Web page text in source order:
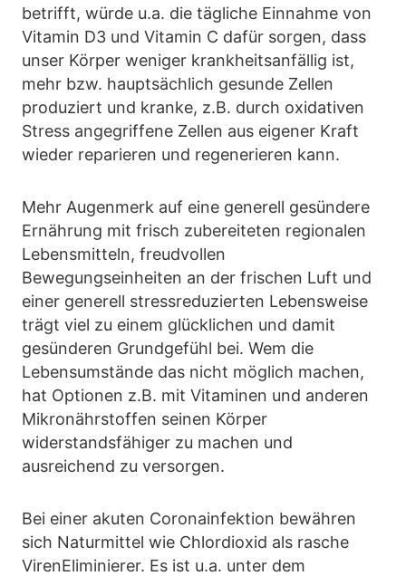
betrifft, würde u.a. die tägliche Einnahme von
Vitamin D3 und Vitamin C dafür sorgen, dass
unser Körper weniger krankheitsanfällig ist,
mehr bzw. hauptsächlich gesunde Zellen
produziert und kranke, z.B. durch oxidativen
Stress angegriffene Zellen aus eigener Kraft
wieder reparieren und regenerieren kann.
Mehr Augenmerk auf eine generell gesündere
Ernährung mit frisch zubereiteten regionalen
Lebensmitteln, freudvollen
Bewegungseinheiten an der frischen Luft und
einer generell stressreduzierten Lebensweise
trägt viel zu einem glücklichen und damit
gesünderen Grundgefühl bei. Wem die
Lebensumstände das nicht möglich machen,
hat Optionen z.B. mit Vitaminen und anderen
Mikronährstoffen seinen Körper
widerstandsfähiger zu machen und
ausreichend zu versorgen.
Bei einer akuten Coronainfektion bewähren
sich Naturmittel wie Chlordioxid als rasche
VirenEliminierer. Es ist u.a. unter dem